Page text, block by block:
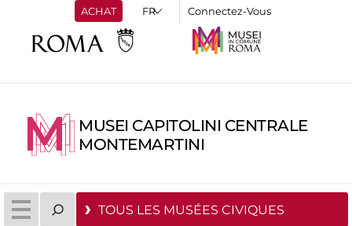
ACHAT Connectez-Vous
MUSEI CAPITOLINI CENTRALE
MONTEMARTINI
TOUS LES MUSÉES CIVIQUES